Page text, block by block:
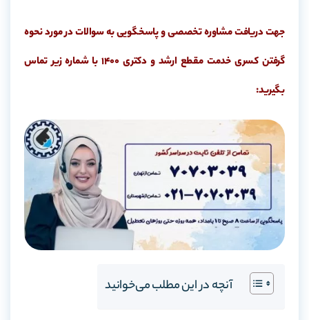
جهت دریافت مشاوره تخصصی و پاسخگویی به سوالات در مورد نحوه
گرفتن کسری خدمت مقطع ارشد و دکتری 1400 با شماره زیر تماس
بگیرید:
آنچه در این مطلب می‌خوانید